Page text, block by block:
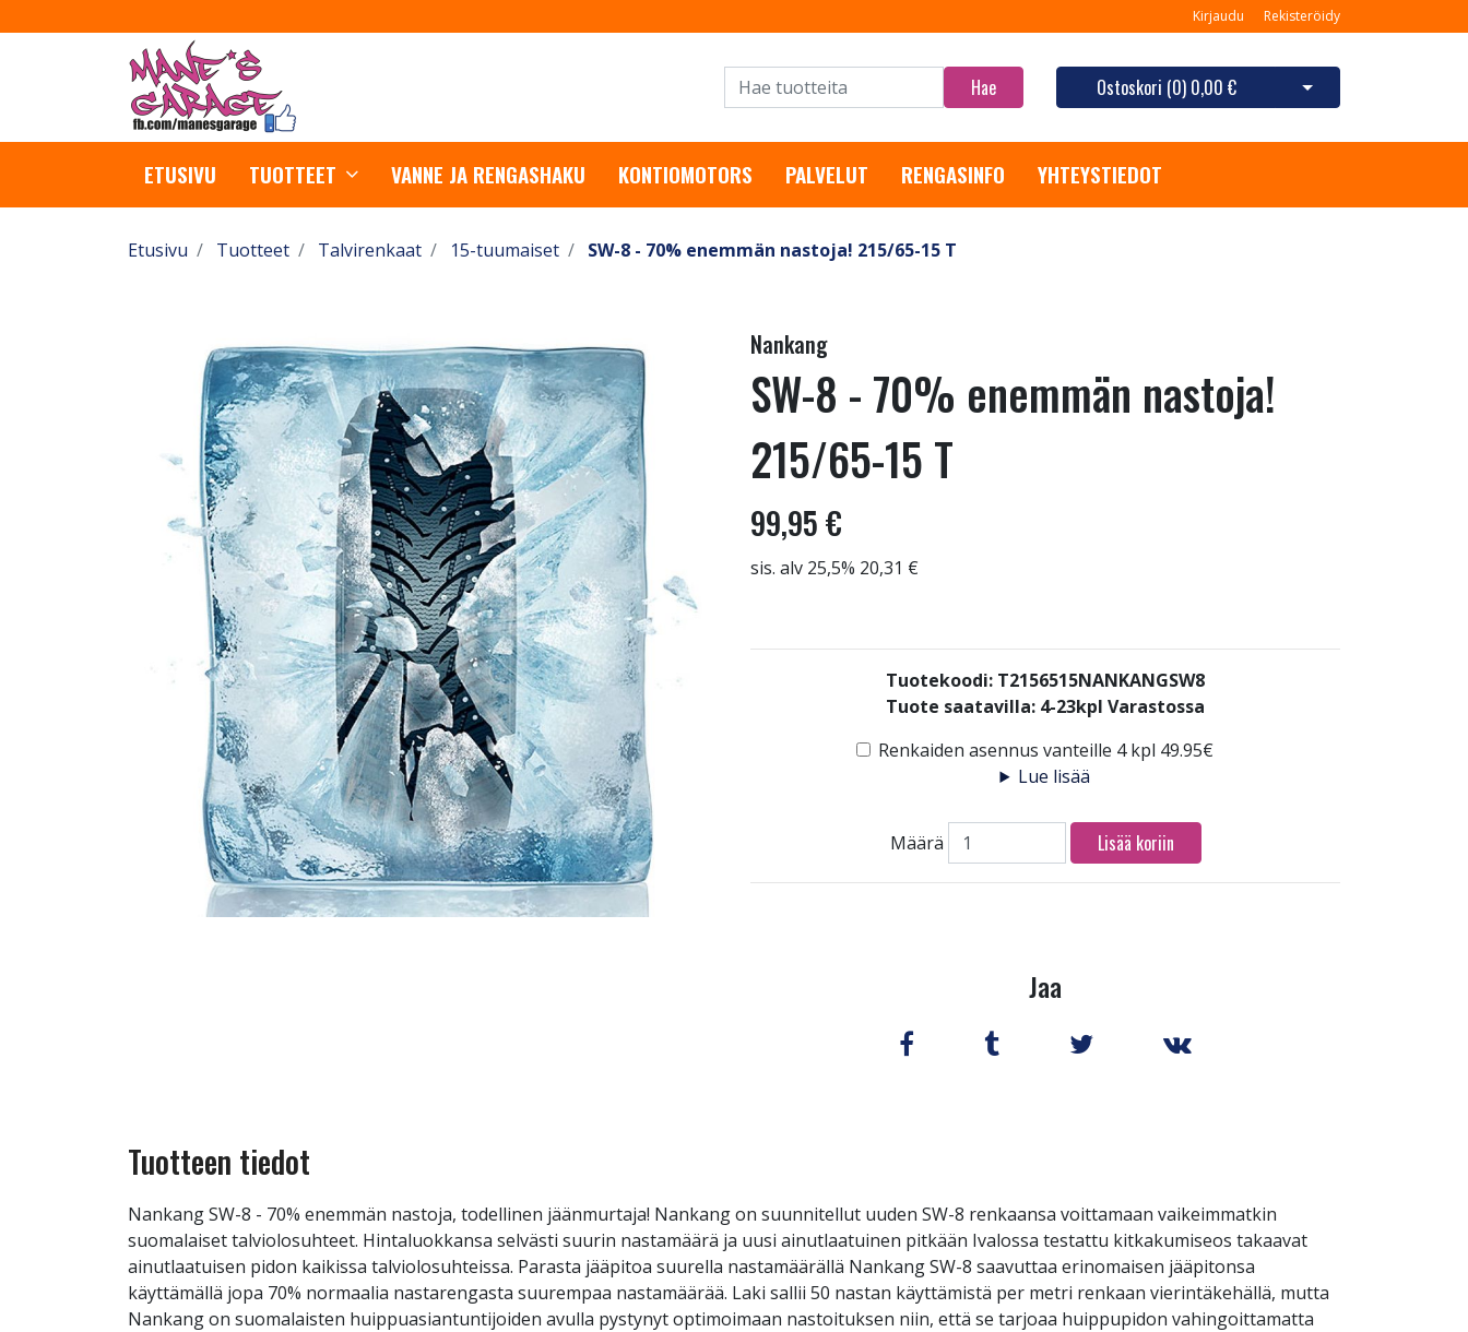
Kirjaudu Rekisteröidy
Hae Ostoskori (0) 0,00 € Avaa ostoskori
ETUSIVU TUOTTEET VANNE JA RENGASHAKU KONTIOMOTORS PALVELUT RENGASINFO YHTEYSTIEDOT
Etusivu Tuotteet Talvirenkaat 15-tuumaiset SW-8 - 70% enemmän nastoja! 215/65-15 T
Nankang
SW-8 - 70% enemmän nastoja!
215/65-15 T
99,95 €
sis. alv 25,5% 20,31 €
Tuotekoodi: T2156515NANKANGSW8
Tuote saatavilla: 4-23kpl Varastossa
Renkaiden asennus vanteille 4 kpl 49.95€
Lue lisää
Määrä Lisää koriin
Jaa
Tuotteen tiedot
Nankang SW-8 - 70% enemmän nastoja, todellinen jäänmurtaja! Nankang on suunnitellut uuden SW-8 renkaansa voittamaan vaikeimmatkin
suomalaiset talviolosuhteet. Hintaluokkansa selvästi suurin nastamäärä ja uusi ainutlaatuinen pitkään Ivalossa testattu kitkakumiseos takaavat
ainutlaatuisen pidon kaikissa talviolosuhteissa. Parasta jääpitoa suurella nastamäärällä Nankang SW-8 saavuttaa erinomaisen jääpitonsa
käyttämällä jopa 70% normaalia nastarengasta suurempaa nastamäärää. Laki sallii 50 nastan käyttämistä per metri renkaan vierintäkehällä, mutta
Nankang on suomalaisten huippuasiantuntijoiden avulla pystynyt optimoimaan nastoituksen niin, että se tarjoaa huippupidon vahingoittamatta